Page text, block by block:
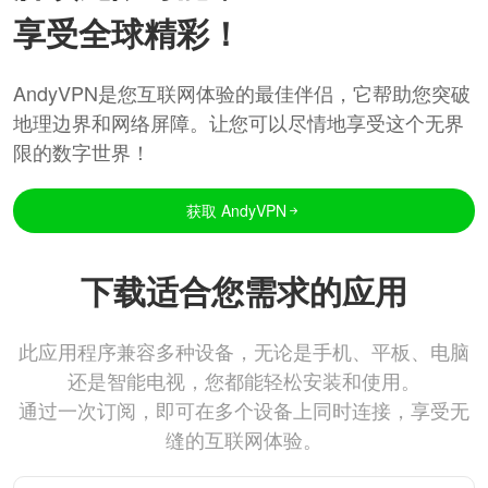
享受全球精彩！
AndyVPN是您互联网体验的最佳伴侣，它帮助您突破
地理边界和网络屏障。让您可以尽情地享受这个无界
限的数字世界！
获取 AndyVPN
下载适合您需求的应用
此应用程序兼容多种设备，无论是手机、平板、电脑
还是智能电视，您都能轻松安装和使用。
通过一次订阅，即可在多个设备上同时连接，享受无
缝的互联网体验。